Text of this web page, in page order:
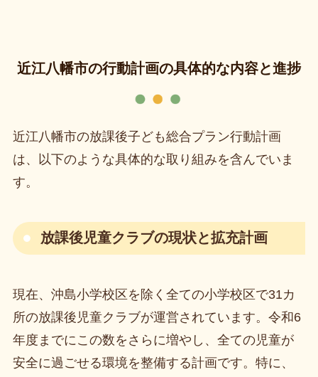
近江八幡市の行動計画の具体的な内容と進捗
近江八幡市の放課後子ども総合プラン行動計画
は、以下のような具体的な取り組みを含んでいま
す。
放課後児童クラブの現状と拡充計画
現在、沖島小学校区を除く全ての小学校区で31カ
所の放課後児童クラブが運営されています。令和6
年度までにこの数をさらに増やし、全ての児童が
安全に過ごせる環境を整備する計画です。特に、